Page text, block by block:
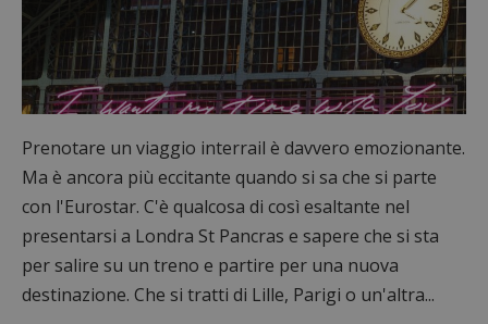
Prenotare un viaggio interrail è davvero emozionante.
Ma è ancora più eccitante quando si sa che si parte
con l'Eurostar. C'è qualcosa di così esaltante nel
presentarsi a Londra St Pancras e sapere che si sta
per salire su un treno e partire per una nuova
destinazione. Che si tratti di Lille, Parigi o un'altra...